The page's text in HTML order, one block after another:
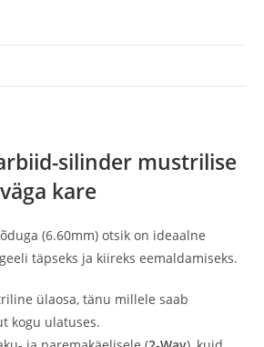
silinder mustrilise
kare
(6.60mm) otsik on ideaalne
täpseks ja kiireks eemaldamiseks.
ülaosa, tänu millele saab
kogu ulatuses.